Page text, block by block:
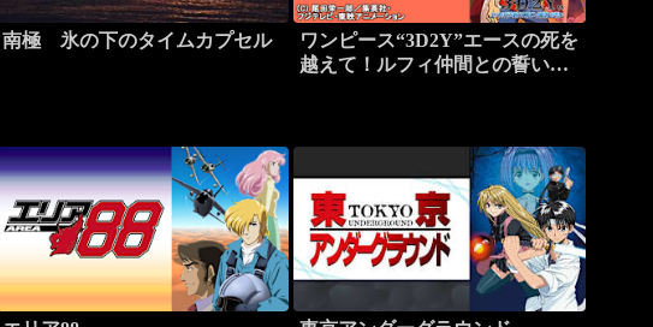
南極 氷の下のタイムカプセル
ワンピース“3D2Y”エースの死を
越えて！ルフィ仲間との誓い